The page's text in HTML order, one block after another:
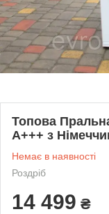
Топова
А+++ з
Немає в наявності
Роздріб
14 499 ₴